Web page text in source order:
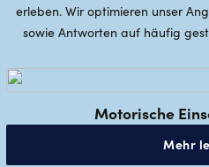
erleben. Wir optimieren unser
sowie Antworten auf häufig
Motorische
Mehr